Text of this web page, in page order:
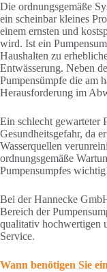
Die ordnungsgemäße
ein scheinbar kleines
einem ernsten und
wird. Ist ein
Haushalten zu
Entwässerung. Neben
Pumpensümpfe die am
Herausforderung im
Ein schlecht gewarteter
Gesundheitsgefahr, da
Wasserquellen
ordnungsgemäße
Pumpensumpfes
Bei der Hannecke
Bereich der
qualitativ hochwertigen
Service.
Wann benötigen Sie